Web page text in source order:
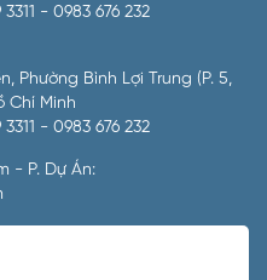
- 0983 676 232
Phường Bình Lợi Trung (P. 5,
Chí Minh
- 0983 676 232
- P. Dự Án: